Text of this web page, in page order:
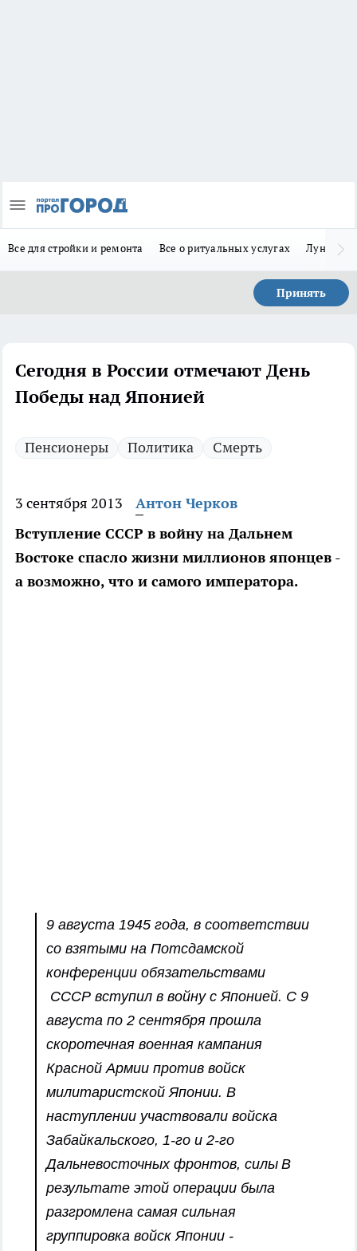
Все для стройки и ремонта Все о ритуальных услугах Лунно-
Принять
Сегодня в России отмечают День
Победы над Японией
Пенсионеры Политика Смерть
3 сентября 2013
Антон Черков
Вступление СССР в войну на Дальнем
Востоке спасло жизни миллионов японцев -
а возможно, что и самого императора.
9 августа 1945 года, в соответствии
со взятыми на Потсдамской
конференции обязательствами
СССР вступил в войну с Японией. С 9
августа по 2 сентября прошла
скоротечная военная кампания
Красной Армии против войск
милитаристской Японии. В
наступлении участвовали войска
Забайкальского, 1-го и 2-го
Дальневосточных фронтов, силы В
результате этой операции была
разгромлена самая сильная
группировка войск Японии -